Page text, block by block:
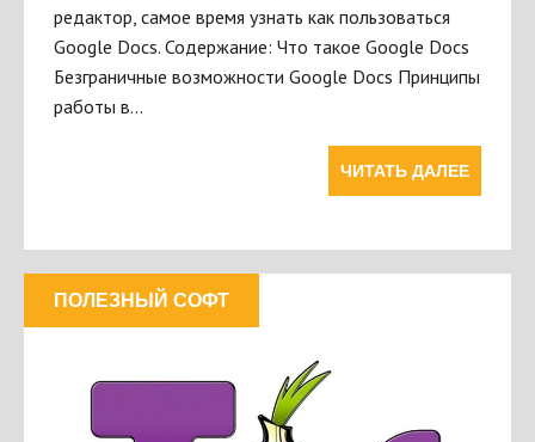
редактор, самое время узнать как пользоваться
Google Docs. Содержание: Что такое Google Docs
Безграничные возможности Google Docs Принципы
работы в…
ЧИТАТЬ ДАЛЕЕ
ПОЛЕЗНЫЙ СОФТ